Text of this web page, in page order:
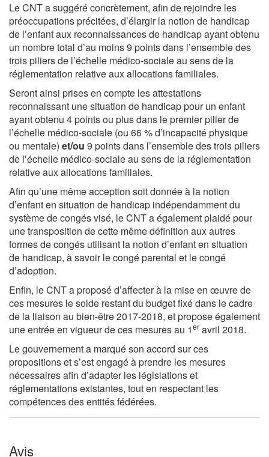
Le CNT a suggéré concrètement, afin de rejoindre les
préoccupations précitées, d’élargir la notion de handicap
de l’enfant aux reconnaissances de handicap ayant obtenu
un nombre total d’au moins 9 points dans l’ensemble des
trois piliers de l’échelle médico-sociale au sens de la
réglementation relative aux allocations familiales.
Seront ainsi prises en compte les attestations
reconnaissant une situation de handicap pour un enfant
ayant obtenu 4 points ou plus dans le premier pilier de
l’échelle médico-sociale (ou 66 % d’incapacité physique
ou mentale) et/ou 9 points dans l’ensemble des trois piliers
de l’échelle médico-sociale au sens de la réglementation
relative aux allocations familiales.
Afin qu’une même acception soit donnée à la notion
d’enfant en situation de handicap indépendamment du
système de congés visé, le CNT a également plaidé pour
une transposition de cette même définition aux autres
formes de congés utilisant la notion d’enfant en situation
de handicap, à savoir le congé parental et le congé
d’adoption.
Enfin, le CNT a proposé d’affecter à la mise en œuvre de
ces mesures le solde restant du budget fixé dans le cadre
de la liaison au bien-être 2017-2018, et propose également
une entrée en vigueur de ces mesures au 1er avril 2018.
Le gouvernement a marqué son accord sur ces
propositions et s’est engagé à prendre les mesures
nécessaires afin d’adapter les législations et
réglementations existantes, tout en respectant les
compétences des entités fédérées.
Avis